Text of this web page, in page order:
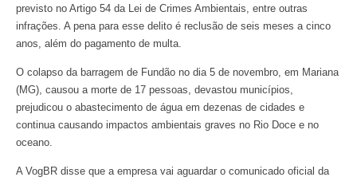
previsto no Artigo 54 da Lei de Crimes Ambientais, entre outras
infrações. A pena para esse delito é reclusão de seis meses a cinco
anos, além do pagamento de multa.
O colapso da barragem de Fundão no dia 5 de novembro, em Mariana
(MG), causou a morte de 17 pessoas, devastou municípios,
prejudicou o abastecimento de água em dezenas de cidades e
continua causando impactos ambientais graves no Rio Doce e no
oceano.
A VogBR disse que a empresa vai aguardar o comunicado oficial da